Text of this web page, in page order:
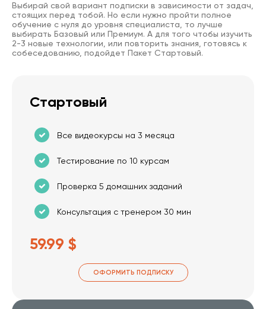
Выбирай свой вариант подписки в зависимости от задач,
стоящих перед тобой. Но если нужно пройти полное
обучение с нуля до уровня специалиста, то лучше
выбирать Базовый или Премиум. А для того чтобы изучить
2-3 новые технологии, или повторить знания, готовясь к
собеседованию, подойдет Пакет Стартовый.
Стартовый
Все видеокурсы на 3 месяца
Тестирование по 10 курсам
Проверка 5 домашних заданий
Консультация с тренером 30 мин
59.99 $
ОФОРМИТЬ ПОДПИСКУ